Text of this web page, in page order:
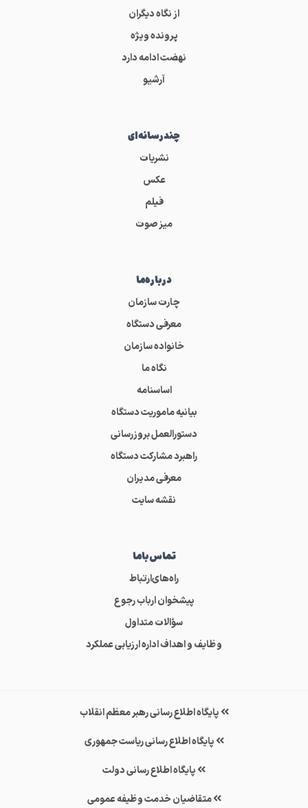
از نگاه دیگران
پرونده ویژه
نهضت ادامه دارد
آرشیو
چندرسانه‌ای
نشریات
عکس
فیلم
میز صوت
درباره‌ما
چارت سازمان
معرفی دستگاه
خانواده سازمان
نگاه ما
اساسنامه
بیانیه ماموریت دستگاه
دستورالعمل بروزرسانی
راهبرد مشارکت دستگاه
معرفی مدیران
نقشه سایت
تماس‌باما
راه‌های‌ارتباط
پیشخوان ارباب رجوع
سؤالات متداول
وظایف و اهداف اداره ارزیابی عملکرد
پایگاه اطلاع رسانی رهبر معظم انقلاب
پایگاه اطلاع رسانی ریاست جمهوری
پایگاه اطلاع رسانی دولت
متقاضیان خدمت وظیفه عمومی